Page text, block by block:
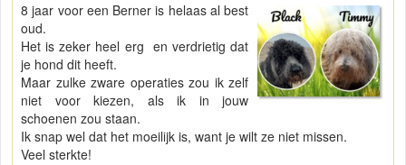
8 jaar voor een Berner is helaas al best
oud.
Het is zeker heel erg en verdrietig dat
je hond dit heeft.
Maar zulke zware operaties zou ik zelf
niet voor kiezen, als ik in jouw
schoenen zou staan.
Ik snap wel dat het moeilijk is, want je wilt ze niet missen.
Veel sterkte!